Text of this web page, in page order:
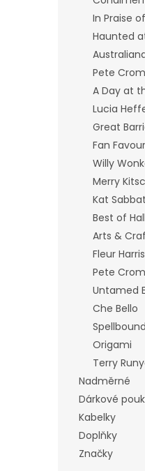
In Praise
Haunted
Pete
A Day at
Lucia
Great
Fan
Willy
Merry
Kat
Best of
Arts &
Fleur Harris
Pete
Untamed
Che Bello
Spellbound
Origami
Terry
Nadměrné
Dárkové
Kabelky
Doplňky
Značky